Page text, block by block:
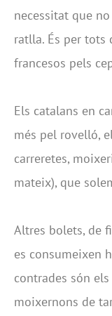
necessitat que
ratlla. És per tots
francesos pels
Els catalans en
més pel rovelló,
carreretes,
mateix), que
Altres bolets, de
es consumeixen
contrades són
moixernons de